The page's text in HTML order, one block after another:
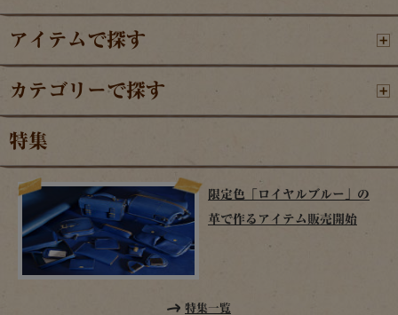
アイテムで探す
カテゴリーで探す
特集
限定色「ロイヤルブルー」の
革で作るアイテム販売開始
特集一覧